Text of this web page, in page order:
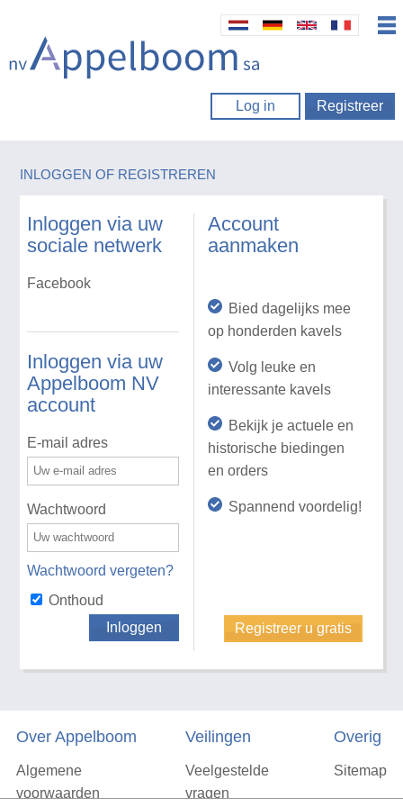
Log in Registreer
INLOGGEN OF REGISTREREN
Inloggen via uw
sociale netwerk
Facebook
Inloggen via uw
Appelboom NV
account
E-mail adres
Wachtwoord
Wachtwoord vergeten?
Onthoud
Inloggen
Account
aanmaken
Bied dagelijks mee
op honderden kavels
Volg leuke en
interessante kavels
Bekijk je actuele en
historische biedingen
en orders
Spannend voordelig!
Registreer u gratis
Over Appelboom
Algemene
voorwaarden
Veilingen
Veelgestelde
vragen
Overig
Sitemap